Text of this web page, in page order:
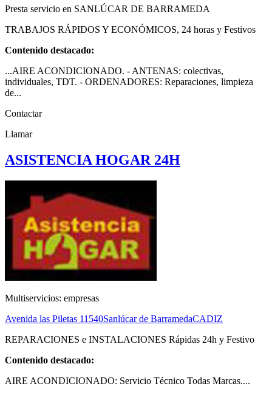
Presta servicio en SANLÚCAR DE BARRAMEDA
TRABAJOS RÁPIDOS Y ECONÓMICOS, 24 horas y Festivos
Contenido destacado:
...AIRE ACONDICIONADO. - ANTENAS: colectivas,
individuales, TDT. - ORDENADORES: Reparaciones, limpieza
de...
Contactar
Llamar
ASISTENCIA HOGAR 24H
Multiservicios: empresas
Avenida las Piletas 11540Sanlúcar de BarramedaCADIZ
REPARACIONES e INSTALACIONES Rápidas 24h y Festivo
Contenido destacado:
AIRE ACONDICIONADO: Servicio Técnico Todas Marcas....